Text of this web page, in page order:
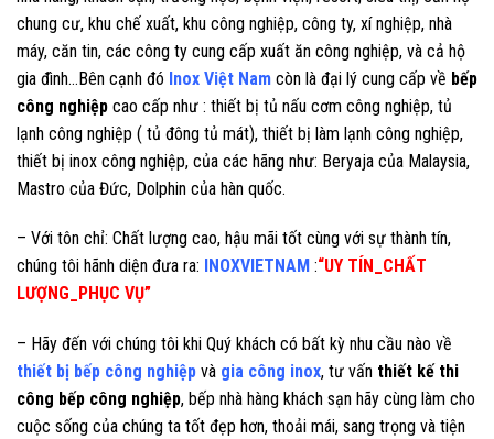
chung cư, khu chế xuất, khu công nghiệp, công ty, xí nghiệp, nhà
máy, căn tin, các công ty cung cấp xuất ăn công nghiệp, và cả hộ
gia đình…Bên cạnh đó Inox Việt Nam còn là đại lý cung cấp về bếp
công nghiệp cao cấp như : thiết bị tủ nấu cơm công nghiệp, tủ
lạnh công nghiệp ( tủ đông tủ mát), thiết bị làm lạnh công nghiệp,
thiết bị inox công nghiệp, của các hãng như: Beryaja của Malaysia,
Mastro của Đức, Dolphin của hàn quốc.
– Với tôn chỉ: Chất lượng cao, hậu mãi tốt cùng với sự thành tín,
chúng tôi hãnh diện đưa ra:
INOXVIETNAM :“UY TÍN_CHẤT
LƯỢNG_PHỤC VỤ”
– Hãy đến với chúng tôi khi Quý khách có bất kỳ nhu cầu nào về
thiết bị bếp công nghiệp và gia công inox, tư vấn thiết kế thi
công bếp công nghiệp, bếp nhà hàng khách sạn hãy cùng làm cho
cuộc sống của chúng ta tốt đẹp hơn, thoải mái, sang trọng và tiện